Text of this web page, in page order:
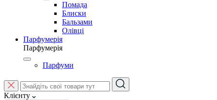
Помада
Блиски
Бальзами
Олівці
Парфумерія
Парфумерія
Парфуми
Клієнту